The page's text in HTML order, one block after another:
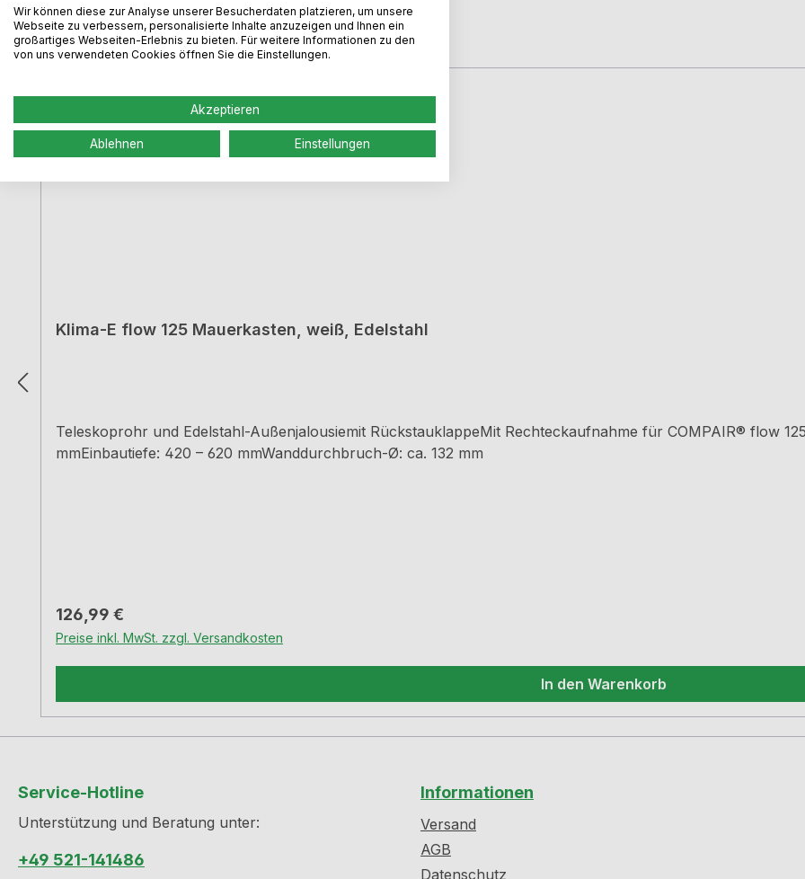
Produktgalerie überspringen
Klima-E flow 125 Mauerkasten, weiß, Edelstahl
Teleskoprohr und Edelstahl-Außenjalousiemit RückstauklappeMit Rechteckaufnahme für COMPAIR® flow
mmEinbautiefe: 420 – 620 mmWanddurchbruch-Ø: ca. 132 mm
Regulärer Preis:
126,99 €
Preise inkl. MwSt. zzgl. Versandkosten
In den Warenkorb
Service-Hotline
Unterstützung und Beratung unter:
+49 521-141486
Informationen
Versand
AGB
Datenschutz
Wir können diese zur Analyse unserer Besucherdaten platzieren, um unsere
Webseite zu verbessern, personalisierte Inhalte anzuzeigen und Ihnen ein
großartiges Webseiten-Erlebnis zu bieten. Für weitere Informationen zu den
von uns verwendeten Cookies öffnen Sie die Einstellungen.
Akzeptieren
Ablehnen Einstellungen